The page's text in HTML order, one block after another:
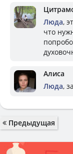
Люда,
что
Алиса
Люда,
Предыдущая